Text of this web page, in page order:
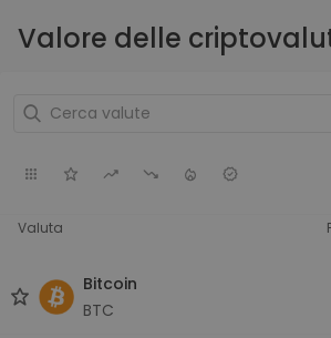
Valore delle
Valuta
Bitcoin
BTC